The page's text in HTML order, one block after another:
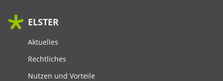
ELSTER
Aktuelles
Rechtliches
Nutzen und Vorteile